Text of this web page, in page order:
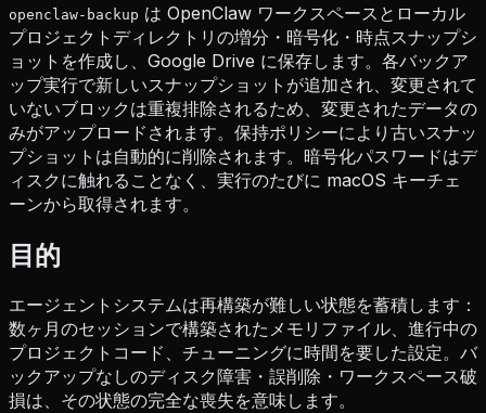
openclaw-backup は OpenClaw ワークスペースとローカル
プロジェクトディレクトリの増分・暗号化・時点スナップシ
ョットを作成し、Google Drive に保存します。各バックア
ップ実行で新しいスナップショットが追加され、変更されて
いないブロックは重複排除されるため、変更されたデータの
みがアップロードされます。保持ポリシーにより古いスナッ
プショットは自動的に削除されます。暗号化パスワードはデ
ィスクに触れることなく、実行のたびに macOS キーチェ
ーンから取得されます。
目的
エージェントシステムは再構築が難しい状態を蓄積します：
数ヶ月のセッションで構築されたメモリファイル、進行中の
プロジェクトコード、チューニングに時間を要した設定。バ
ックアップなしのディスク障害・誤削除・ワークスペース破
損は、その状態の完全な喪失を意味します。